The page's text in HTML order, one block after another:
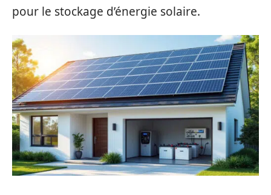
pour le stockage d’énergie solaire.